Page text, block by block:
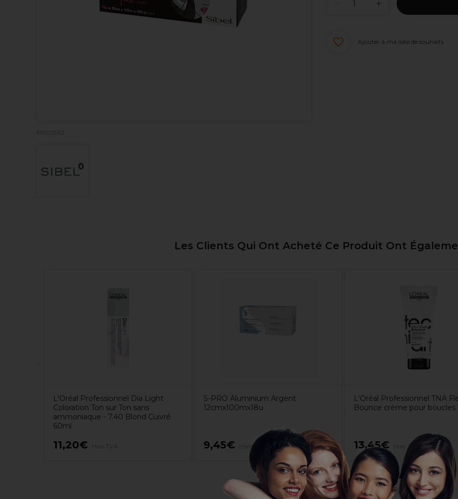
P002952
Ajouter à ma liste de souhaits
Les Clients Qui Ont Acheté Ce Produit Ont
L'Oréal Professionnel Dia Light
Coloration Ton sur Ton sans
ammoniaque - 7.40 Blond Cuivré
60ml
11,20€
S-PRO Aluminium Argent
12cmx100mx18u
9,45€ Hors TVA
L'Oréal Professionnel TNA
Bounce crème pour
13,45€ Hors TVA